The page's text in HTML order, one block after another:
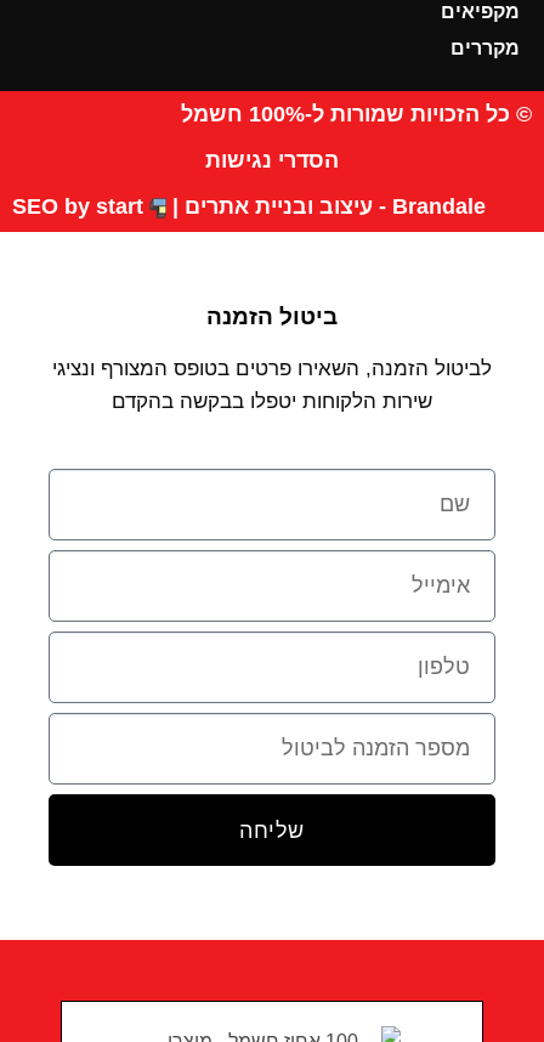
מקפיאים
מקררים
© כל הזכויות שמורות ל-100% חשמל
הסדרי נגישות
Brandale - עיצוב ובניית אתרים |
ביטול הזמנה
לביטול הזמנה, השאירו פרטים בטופס המצורף ונציגי
שירות הלקוחות יטפלו בבקשה בהקדם
שליחה